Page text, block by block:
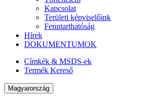
Kapcsolat
Területi képviselőink
Fenntarthatóság
Hírek
DOKUMENTUMOK
Címkék & MSDS-ek
Termék Kereső
Magyarország